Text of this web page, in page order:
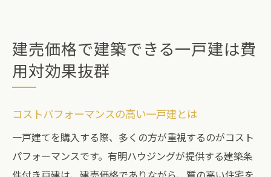
建売価格で建築できる一戸建は費
用対効果抜群
コストパフォーマンスの高い一戸建とは
一戸建てを購入する際、多くの方が重視するのがコスト
パフォーマンスです。有明ハウジングが提供する建築条